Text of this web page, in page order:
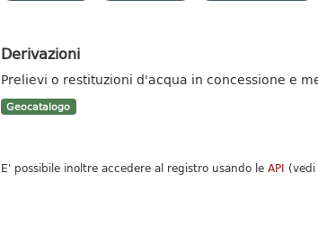
Derivazioni
Prelievi o restituzioni d'acqua in concessione e
Geocatalogo
E' possibile inoltre accedere al registro usando le API (vedi